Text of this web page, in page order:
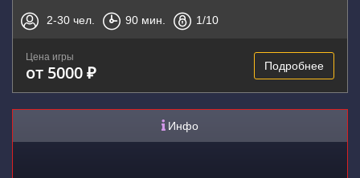
2-30 чел. 90 мин. 1/10
Цена игры
от 5000 ₽ Подробнее
Инфо